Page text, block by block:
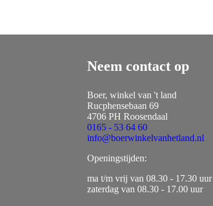
Neem contact op
Boer, winkel van 't land
Rucphensebaan 69
4706 PH Roosendaal
0165 - 53 64 60
info@boerwinkelvanhetland.nl
Openingstijden:
ma t/m vrij van 08.30 - 17.30 uur
zaterdag van 08.30 - 17.00 uur